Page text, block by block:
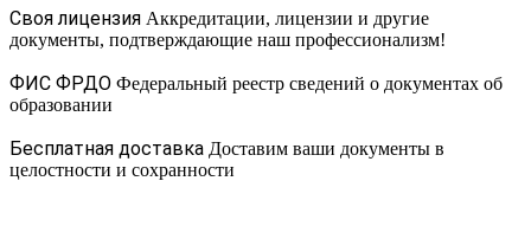
Своя лицензия Аккредитации, лицензии и другие
документы, подтверждающие наш профессионализм!
ФИС ФРДО Федеральный реестр сведений о документах об
образовании
Бесплатная доставка Доставим ваши документы в
целостности и сохранности